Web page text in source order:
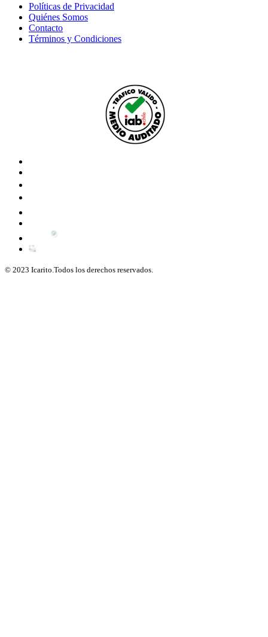
Políticas de Privacidad
Quiénes Somos
Contacto
Términos y Condiciones
© 2023 Icarito.Todos los derechos reservados.